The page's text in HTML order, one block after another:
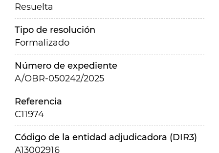
Resuelta
Tipo de resolución
Formalizado
Número de expediente
A/OBR-050242/2025
Referencia
C11974
Código de la entidad adjudicadora (DIR3)
A13002916